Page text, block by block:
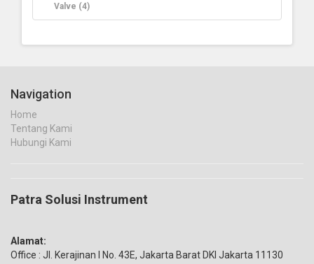
Valve (4)
Navigation
Home
Tentang Kami
Hubungi Kami
Patra Solusi Instrument
Alamat:
Office : Jl. Kerajinan I No. 43E, Jakarta Barat DKI Jakarta 11130